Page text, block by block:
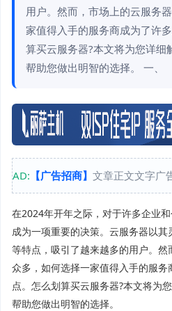
用户。然而，市场上的云服务
家值得入手的服务商成为了许
算买云服务器?本文将为您详细
帮助您做出明智的选择。 一、
AD: 【广告招商】 文章正文文字广
在2024年开年之际，对于许多企业
成为一项重要的决策。云服务器以
等特点，吸引了越来越多的用户。
众多，如何选择一家值得入手的服
点。怎么划算买云服务器?本文将为
帮助您做出明智的选择。